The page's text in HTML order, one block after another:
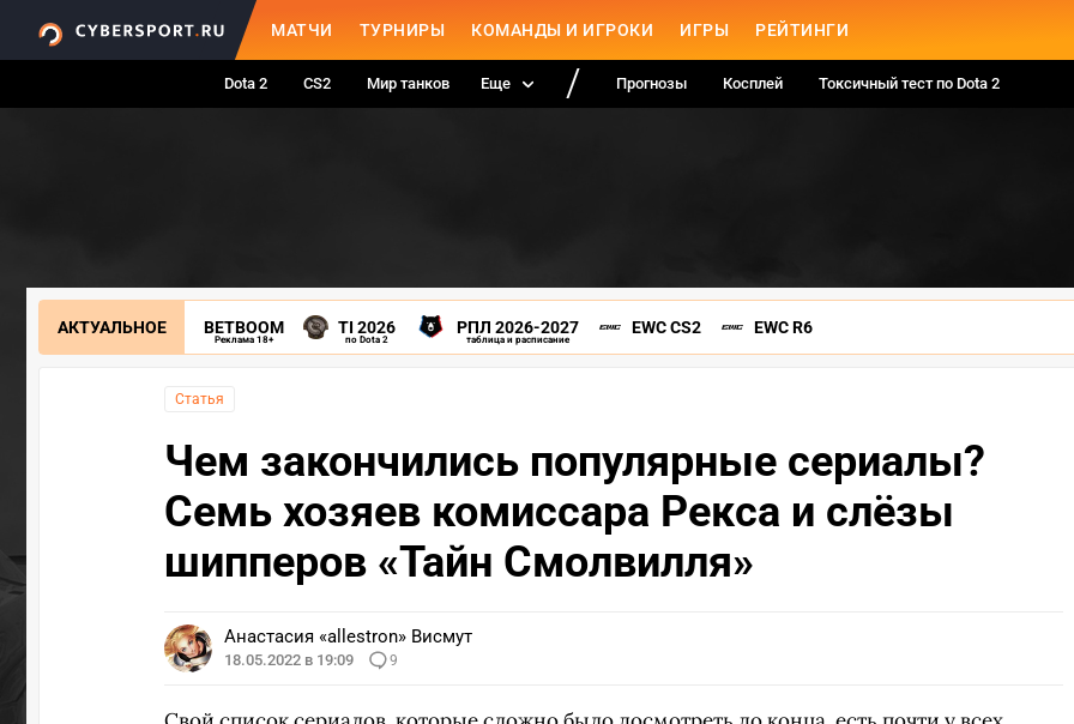
МАТЧИ ТУРНИРЫ КОМАНДЫ И ИГРОКИ ИГРЫ РЕЙТИНГИ
Dota 2 CS2 Мир танков Еще Прогнозы Косплей Токсичный тест по Dota 2
АКТУАЛЬНОЕ BETBOOM
Реклама 18+
TI 2026
по Dota 2
РПЛ 2026-2027
таблица и расписание
EWC CS2 EWC R6
Статья
Чем закончились популярные сериалы?
Семь хозяев комиссара Рекса и слёзы
шипперов «Тайн Смолвилля»
Анастасия «allestron» Висмут
18.05.2022 в 19:09 9